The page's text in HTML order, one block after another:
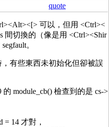
quote
可以，但用 <Ctrl><
間切換的（像是用 <Ctrl><Shir
。
有些東西未初始化但卻被誤
module_cb() 檢查到的是 cs->
= 14 才對，